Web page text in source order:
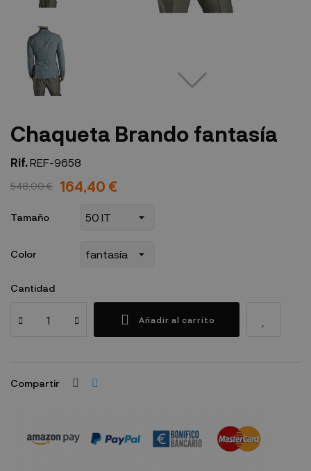
Chaqueta Brando fantasía
Rif.REF-9658
548,00 € 164,40 €
Tamaño
Color
Cantidad
Añadir al carrito
Compartir